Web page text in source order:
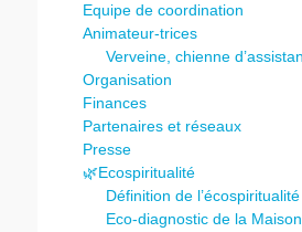
Equipe de coordination
Animateur-trices
Verveine, chienne
Organisation
Finances
Partenaires et réseaux
Presse
🌿Ecospiritualité
Définition de l’écospiritualité
Eco-diagnostic de la